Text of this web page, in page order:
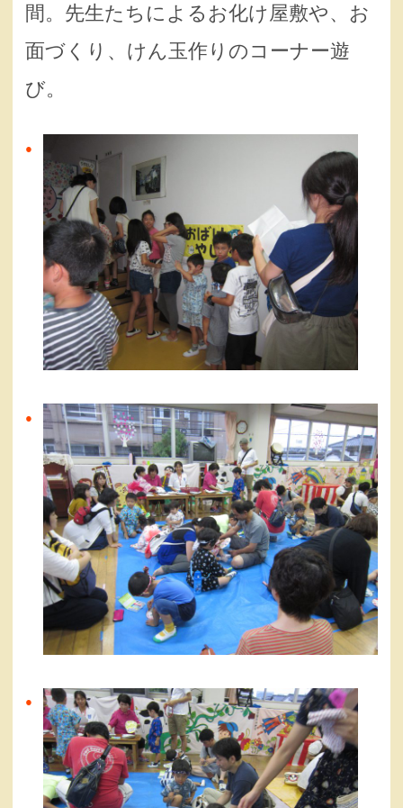
間。先生たちによるお化け屋敷や、お
面づくり、けん玉作りのコーナー遊
び。